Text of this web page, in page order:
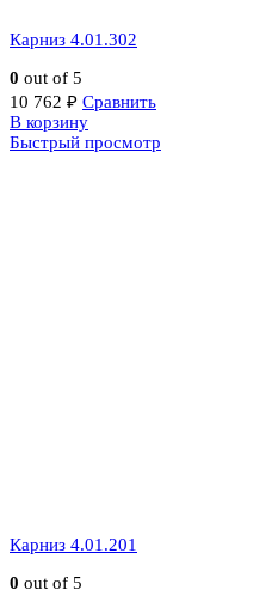
Карниз 4.01.302
0 out of 5
10 762 ₽ Сравнить
В корзину
Быстрый просмотр
Карниз 4.01.201
0 out of 5